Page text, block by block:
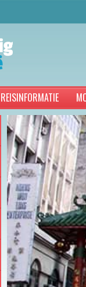
REISINFORMATIE